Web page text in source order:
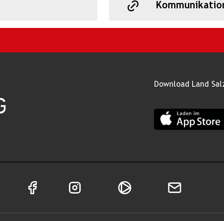
Download Land
App Land
Facebook Seite von Land Salzburg
Instagram Seite von Land Salzburg
Salzburg ON Newsletter